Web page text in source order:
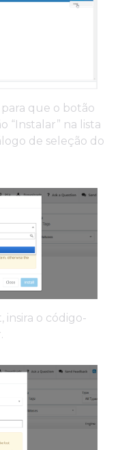
para que o botão
“Instalar” na lista
de seleção do
insira o código-